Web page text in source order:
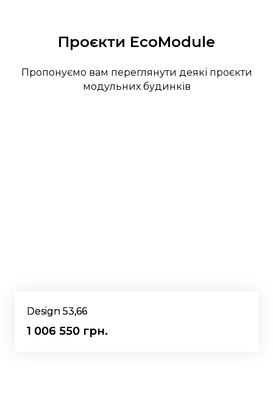
Проєкти EcoModule
Пропонуємо вам переглянути деякі проєкти
модульних будинків
Design 53,66
1 006 550 грн.